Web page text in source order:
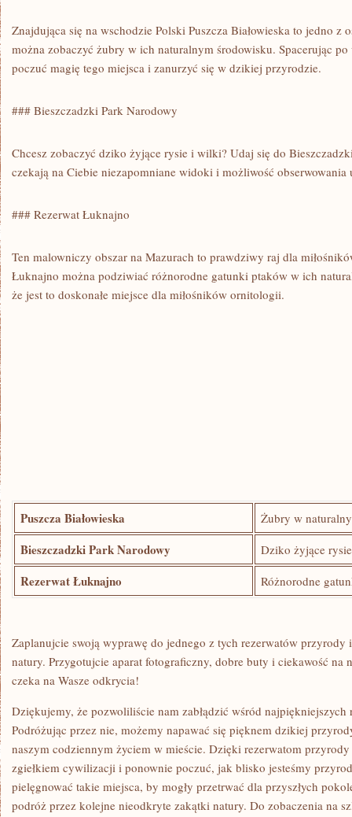
Znajdująca ‍się na‌ wschodzie‍ Polski‌ Puszcza Białowieska⁤ to ‌jedno z
można zobaczyć żubry w⁢ ich‍ naturalnym ‌środowisku. Spacerując
poczuć magię tego miejsca i zanurzyć się w ‍dzikiej⁤ przyrodzie.
### ⁤Bieszczadzki Park Narodowy
Chcesz zobaczyć dziko żyjące rysie i wilki? Udaj się⁤ do
czekają‍ na Ciebie⁣ niezapomniane ⁤widoki i⁣ możliwość
### Rezerwat Łuknajno
Ten ‌malowniczy obszar na Mazurach to ⁢prawdziwy raj dla
Łuknajno można podziwiać różnorodne gatunki ptaków w ich
że jest to doskonałe miejsce dla miłośników ornitologii.
Puszcza Białowieska Żubry w
Bieszczadzki‌ Park Narodowy Dziko żyjące
Rezerwat Łuknajno Różnorodne
Zaplanujcie swoją wyprawę ​do jednego​ z tych rezerwatów
natury. Przygotujcie aparat fotograficzny, dobre buty i ciekawość⁣ na
czeka na Wasze ​odkrycia!
Dziękujemy, że pozwoliliście nam zabłądzić wśród
⁢Podróżując przez nie, możemy napawać⁢ się pięknem dzikiej
⁢naszym codziennym życiem w mieście. Dzięki rezerwatom
zgiełkiem cywilizacji i‍ ponownie poczuć, jak blisko jesteśmy
pielęgnować takie miejsca, by mogły przetrwać dla przyszłych
podróż przez kolejne nieodkryte⁢ zakątki‌ natury.​ Do zobaczenia na